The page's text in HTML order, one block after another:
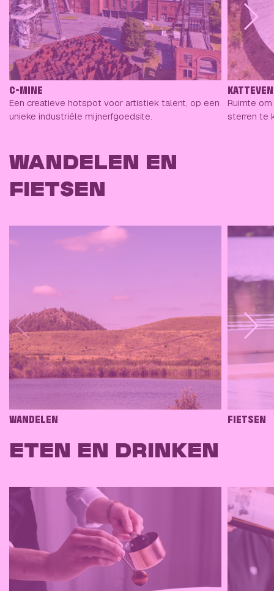
C-MINE
Een creatieve hotspot voor artistiek talent, op een
unieke industriële mijnerfgoedsite.
Ruimte
sterren te
WANDELEN EN
FIETSEN
WANDELEN FIETSEN
ETEN EN DRINKEN